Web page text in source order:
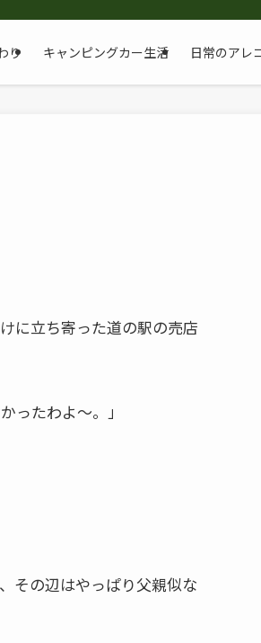
り キャンピングカー生活 日常のアレ
に立ち寄った道の駅の売店
ったわよ～。」
その辺はやっぱり父親似な